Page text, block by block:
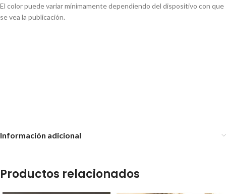
El color puede variar mínimamente dependiendo del dispositivo con que
se vea la publicación.
Información adicional
Productos relacionados